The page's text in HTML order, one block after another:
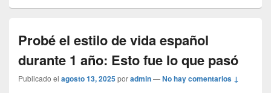
Probé el estilo de vida español
durante 1 año: Esto fue lo que pasó
Publicado el agosto 13, 2025poradmin—No hay comentarios ↓